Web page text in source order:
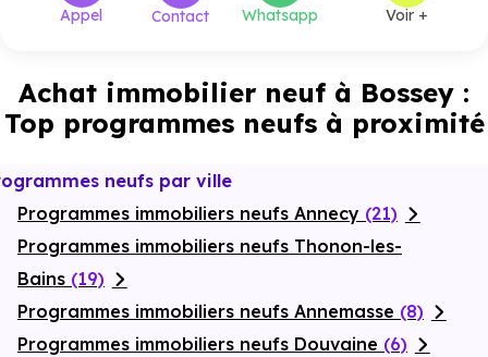
Appel Contact Whatsapp Voir +
Achat immobilier neuf à Bossey :
Top programmes neufs à proximité
neufs par ville
Programmes immobiliers neufs Annecy (21)
Programmes immobiliers neufs Thonon-les-
Bains (19)
Programmes immobiliers neufs Annemasse (8)
Programmes immobiliers neufs Douvaine (6)